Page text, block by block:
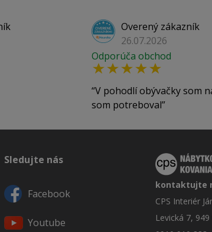
Overený zákazník
26.07.2026
Odporúča obchod
V pohodlí obývačky som
som potreboval
Sledujte nás
Facebook
Youtube
kontaktujte
CPS Interiér
Levická 7,